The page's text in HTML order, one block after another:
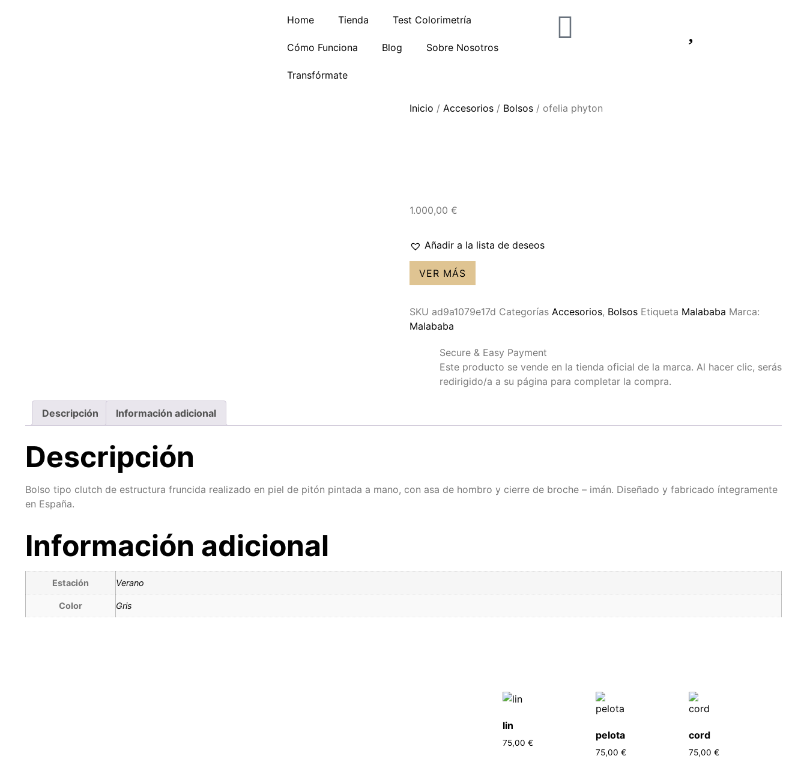
Home Tienda Test Colorimetría
Cómo Funciona Blog Sobre Nosotros
Transfórmate
Inicio / Accesorios / Bolsos / ofelia phyton
1.000,00 €
Añadir a la lista de deseos
VER MÁS
SKU ad9a1079e17d Categorías Accesorios, Bolsos Etiqueta Malababa Marca:
Malababa
Secure & Easy Payment
Este producto se vende en la tienda oficial de la marca. Al hacer clic, serás
redirigido/a a su página para completar la compra.
Descripción Información adicional
Descripción
Bolso tipo clutch de estructura fruncida realizado en piel de pitón pintada a mano, con asa de hombro y cierre de broche – imán. Diseñado y fabricado íntegramente
en España.
Información adicional
Estación Verano
Color Gris
lin
75,00 €
pelota
75,00 €
cord
75,00 €